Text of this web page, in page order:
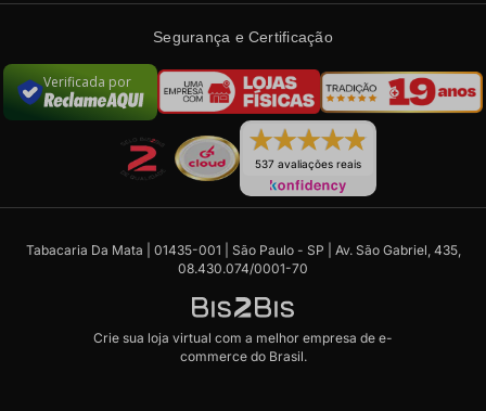
Segurança e Certificação
Verificada por
537 avaliações reais
Tabacaria Da Mata | 01435-001 | São Paulo - SP | Av. São Gabriel, 435,
08.430.074/0001-70
Crie sua loja virtual com a melhor empresa de e-
commerce do Brasil.